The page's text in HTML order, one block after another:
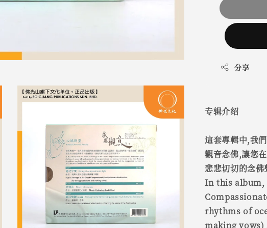
分享
专辑介绍
這套專輯中,我
觀音念佛,讓您在
悲悲切切的念
In this album,
rhythms of
making